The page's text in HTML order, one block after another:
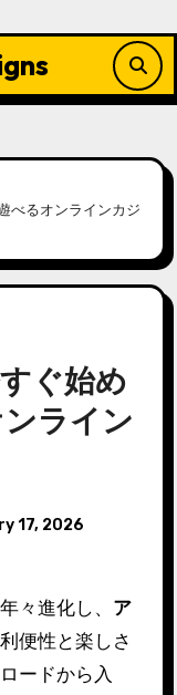
べるオンラインカジ
ぐ始め
ライン
17, 2026
々進化し、 ア
便性と楽しさ
ードから入